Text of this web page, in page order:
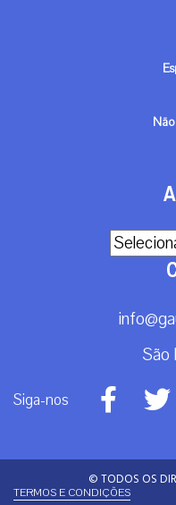
Arquivos
São
Siga-nos
© TODOS OS
TERMOS E CONDIÇÕES